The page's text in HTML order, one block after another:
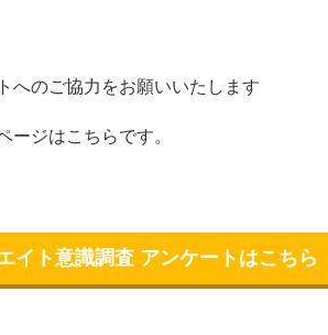
へのご協力をお願いいたします
ージはこちらです。
イト意識調査 アンケートはこちら